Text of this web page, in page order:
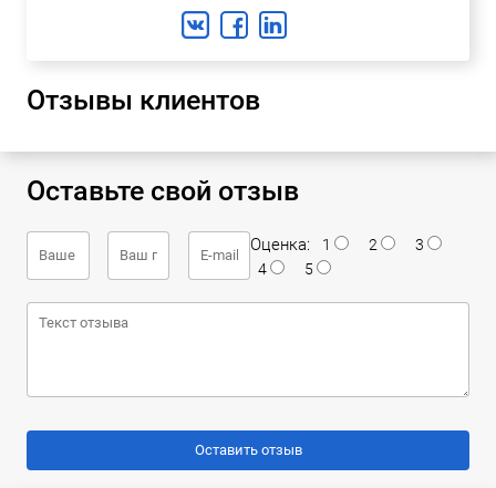
Отзывы клиентов
Оставьте свой отзыв
Оценка: 1 2
3
4
5